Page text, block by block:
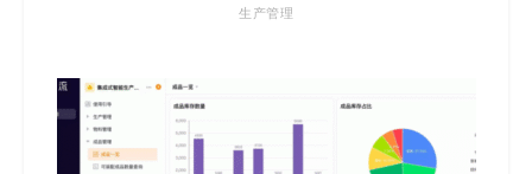
生产管理